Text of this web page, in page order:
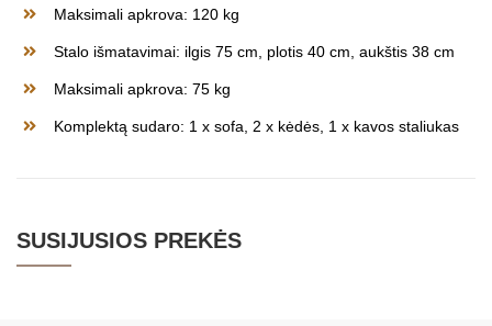
Maksimali apkrova: 120 kg
Stalo išmatavimai: ilgis 75 cm, plotis 40 cm, aukštis 38 cm
Maksimali apkrova: 75 kg
Komplektą sudaro: 1 x sofa, 2 x kėdės, 1 x kavos staliukas
SUSIJUSIOS PREKĖS